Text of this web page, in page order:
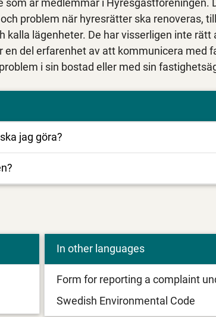
som är medlemmar i Hyresgästföreningen.
problem när hyresrätter ska renoveras,
kalla lägenheter. De har visserligen inte rätt
del erfarenhet av att kommunicera med
i sin bostad eller med sin
jag göra?
In other languages
Form for reporting a complaint
Swedish Environmental Code